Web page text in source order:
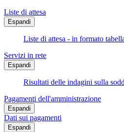
Liste di attesa
Espandi
Liste di attesa - in formato
Servizi in rete
Espandi
Risultati delle indagini sulla
Pagamenti dell'amministrazione
Espandi
Dati sui pagamenti
Espandi